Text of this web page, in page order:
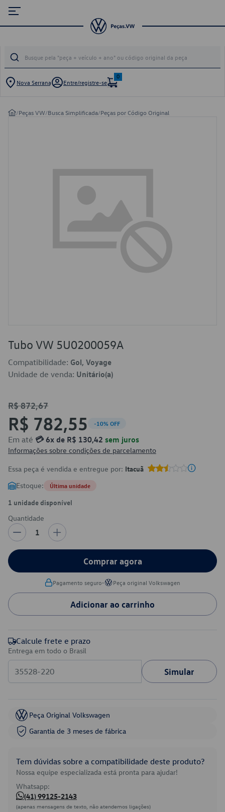
Nova Serrana Entre/registre-se
0
/Peças VW/Busca Simplificada/Peças por Código Original
Tubo VW 5U0200059A
Compatibilidade: Gol, Voyage
Unidade de venda: Unitário(a)
R$ 872,67
R$ 782,55 -10% OFF
Em até 💳 6x de R$ 130,42 sem juros
Informações sobre condições de parcelamento
Essa peça é vendida e entregue por: Itacuã
Estoque: Última unidade
1 unidade disponível
Quantidade
1
Comprar agora
Pagamento seguro• Peça original Volkswagen
Adicionar ao carrinho
Calcule frete e prazo
Entrega em todo o Brasil
Simular
Peça Original Volkswagen
Garantia de 3 meses de fábrica
Tem dúvidas sobre a compatibilidade deste produto?
Nossa equipe especializada está pronta para ajudar!
Whatsapp:
(41) 99125-2143
(apenas mensagens de texto, não atendemos ligações)